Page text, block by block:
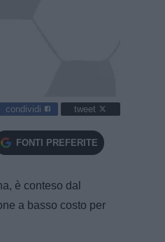
condividi tweet
FONTI PREFERITE
è conteso dal
a basso costo per